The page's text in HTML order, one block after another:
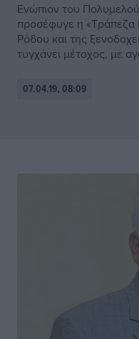
Ενώπιον του
προσέφυγε η «Τράπεζα
Ρόδου και της
τυγχάνει μέτοχος, με
07.04.19, 08:09